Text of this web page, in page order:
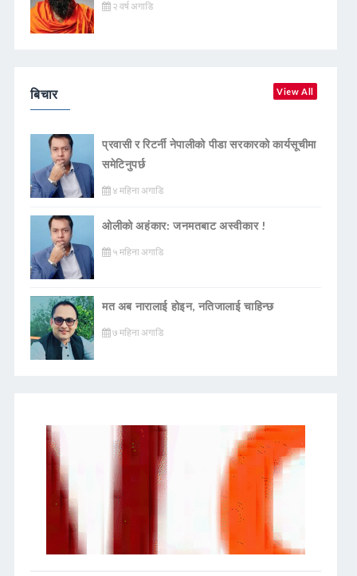
२ वर्ष अगाडि
बिचार View All
प्रवासी र रिटर्नी नेपालीको पीडा सरकारको कार्यसूचीमा
समेटिनुपर्छ
४ महिना अगाडि
ओलीको अहंकार: जनमतबाट अस्वीकार !
५ महिना अगाडि
मत अब नारालाई होइन, नतिजालाई चाहिन्छ
७ महिना अगाडि